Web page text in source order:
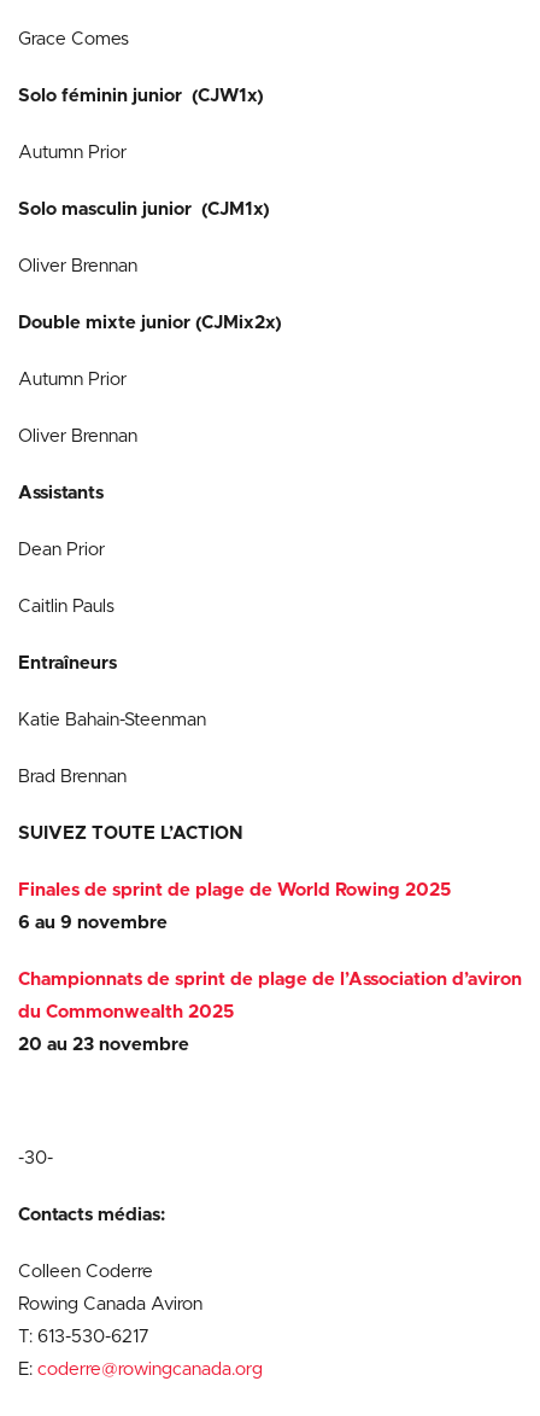
Grace Comes
Solo féminin junior (CJW1x)
Autumn Prior
Solo masculin junior (CJM1x)
Oliver Brennan
Double mixte junior (CJMix2x)
Autumn Prior
Oliver Brennan
Assistants
Dean Prior
Caitlin Pauls
Entraîneurs
Katie Bahain-Steenman
Brad Brennan
SUIVEZ TOUTE L’ACTION
Finales de sprint de plage de World Rowing 2025
6 au 9 novembre
Championnats de sprint de plage de l’Association d’aviron
du Commonwealth 2025
20 au 23 novembre
-30-
Contacts médias:
Colleen Coderre
Rowing Canada Aviron
T: 613-530-6217
E: coderre@rowingcanada.org